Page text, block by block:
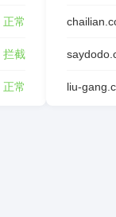
正常
拦截
正常 liu-